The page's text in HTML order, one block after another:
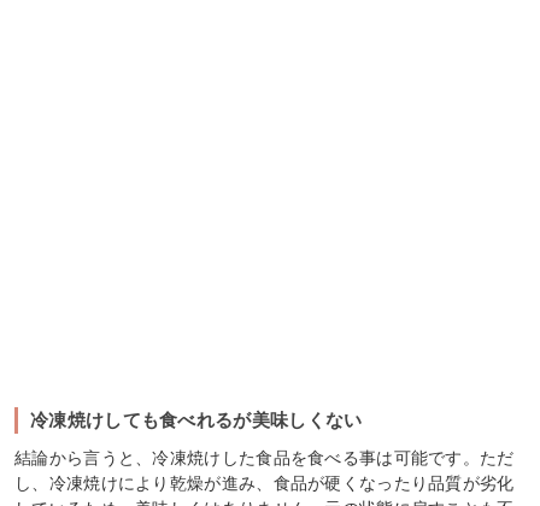
冷凍焼けしても食べれるが美味しくない
結論から言うと、冷凍焼けした食品を食べる事は可能です。ただ
し、冷凍焼けにより乾燥が進み、食品が硬くなったり品質が劣化